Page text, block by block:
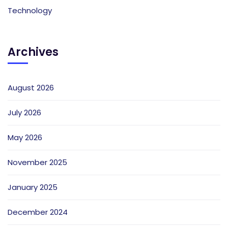
Technology
Archives
August 2026
July 2026
May 2026
November 2025
January 2025
December 2024